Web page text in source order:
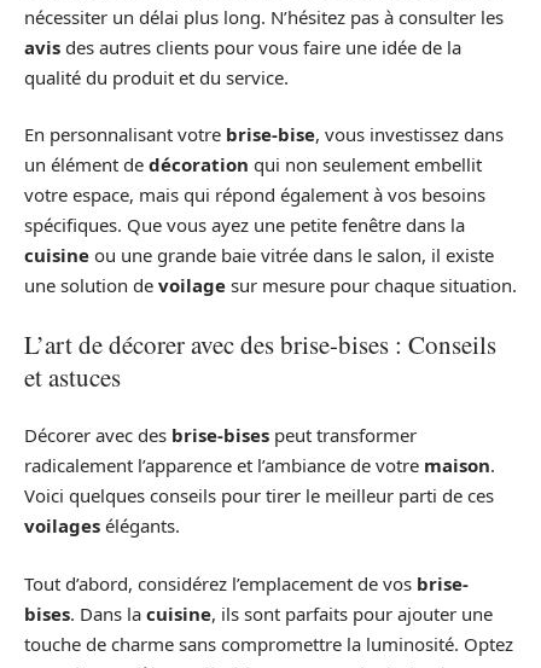
nécessiter un délai plus long. N’hésitez pas à consulter les
avis des autres clients pour vous faire une idée de la
qualité du produit et du service.
En personnalisant votre brise-bise, vous investissez dans
un élément de décoration qui non seulement embellit
votre espace, mais qui répond également à vos besoins
spécifiques. Que vous ayez une petite fenêtre dans la
cuisine ou une grande baie vitrée dans le salon, il existe
une solution de voilage sur mesure pour chaque situation.
L’art de décorer avec des brise-bises : Conseils
et astuces
Décorer avec des brise-bises peut transformer
radicalement l’apparence et l’ambiance de votre maison.
Voici quelques conseils pour tirer le meilleur parti de ces
voilages élégants.
Tout d’abord, considérez l’emplacement de vos brise-
bises. Dans la cuisine, ils sont parfaits pour ajouter une
touche de charme sans compromettre la luminosité. Optez